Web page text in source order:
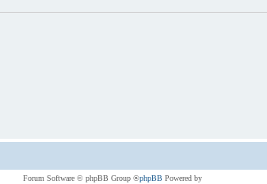
Powered by
phpBB
® Forum Software © phpBB Group